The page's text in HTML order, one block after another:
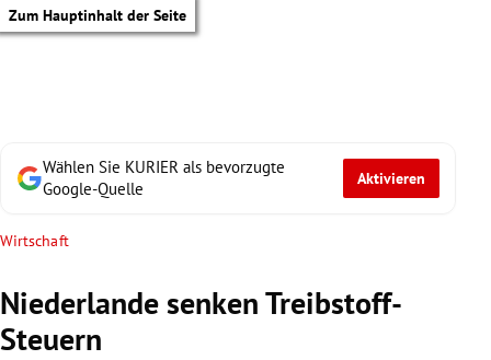
Zum Hauptinhalt der Seite
Wählen Sie KURIER als bevorzugte
Google-Quelle
Aktivieren
Wirtschaft
Niederlande senken Treibstoff-
Steuern